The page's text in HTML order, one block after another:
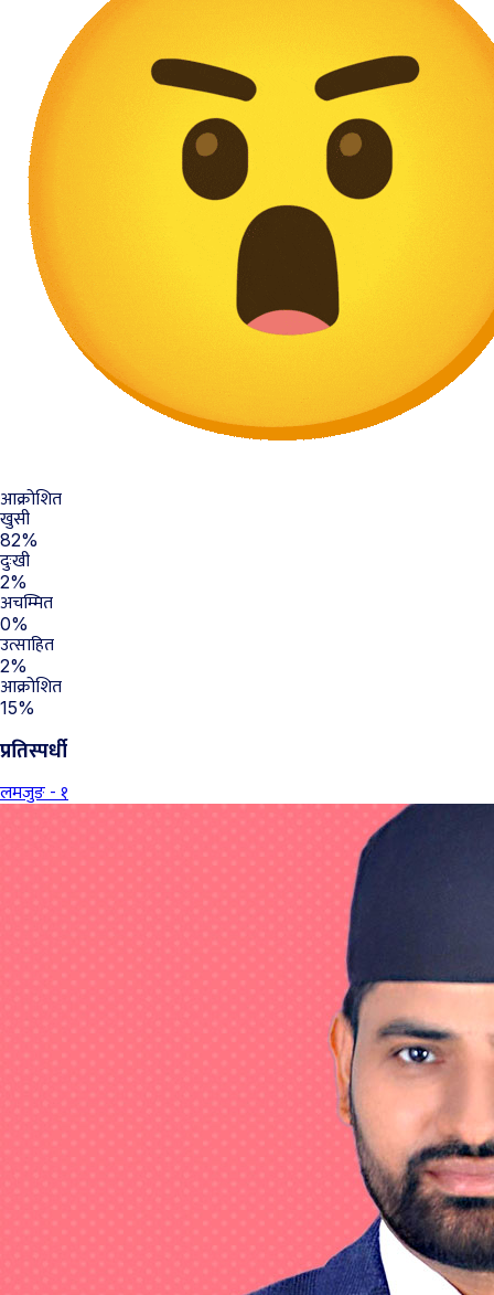
आक्रोशित
खुसी
82%
दुःखी
2%
अचम्मित
0%
उत्साहित
2%
आक्रोशित
15%
प्रतिस्पर्धी
लमजुङ - १